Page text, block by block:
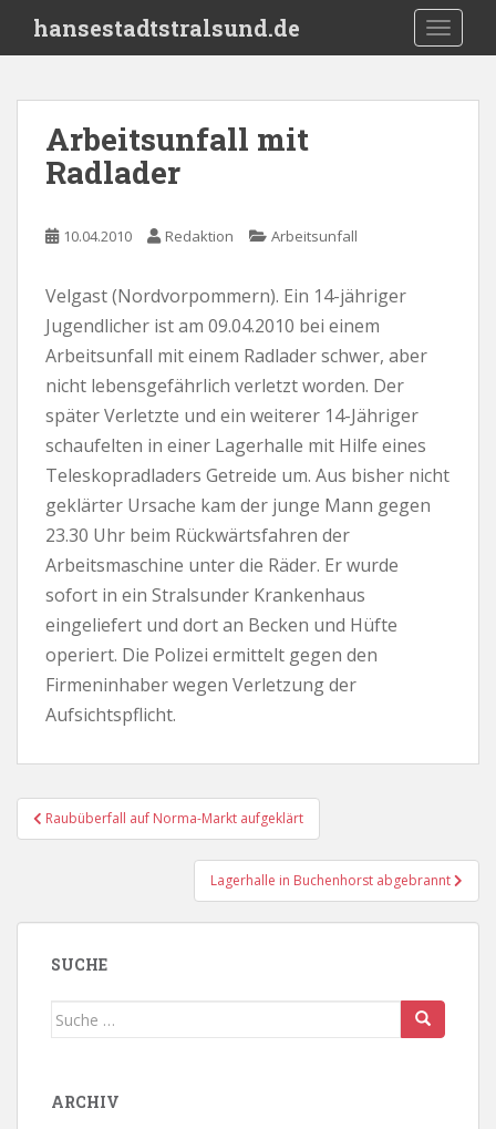
i
hansestadtstralsund.de
Arbeitsunfall mit
Radlader
10.04.2010 Redaktion Arbeitsunfall
Velgast (Nordvorpommern). Ein 14-jähriger
Jugendlicher ist am 09.04.2010 bei einem
Arbeitsunfall mit einem Radlader schwer, aber
nicht lebensgefährlich verletzt worden. Der
später Verletzte und ein weiterer 14-Jähriger
schaufelten in einer Lagerhalle mit Hilfe eines
Teleskopradladers Getreide um. Aus bisher nicht
geklärter Ursache kam der junge Mann gegen
23.30 Uhr beim Rückwärtsfahren der
Arbeitsmaschine unter die Räder. Er wurde
sofort in ein Stralsunder Krankenhaus
eingeliefert und dort an Becken und Hüfte
operiert. Die Polizei ermittelt gegen den
Firmeninhaber wegen Verletzung der
Aufsichtspflicht.
Beitragsnavigation
Raubüberfall auf Norma-Markt aufgeklärt
Lagerhalle in Buchenhorst abgebrannt
SUCHE
Suche
ARCHIV